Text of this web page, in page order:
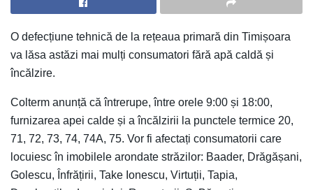
O defecțiune tehnică de la rețeaua primară din Timișoara
va lăsa astăzi mai mulți consumatori fără apă caldă și
încălzire.
Colterm anunță că întrerupe, între orele 9:00 și 18:00,
furnizarea apei calde și a încălzirii la punctele termice 20,
71, 72, 73, 74, 74A, 75. Vor fi afectați consumatorii care
locuiesc în imobilele arondate străzilor: Baader, Drăgășani,
Golescu, Înfrățirii, Take Ionescu, Virtuții, Tapia,